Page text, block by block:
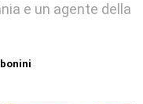
e un agente della